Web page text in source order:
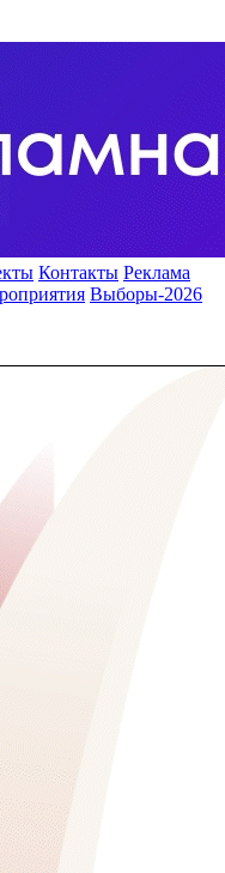
Контакты Реклама
Выборы-2026